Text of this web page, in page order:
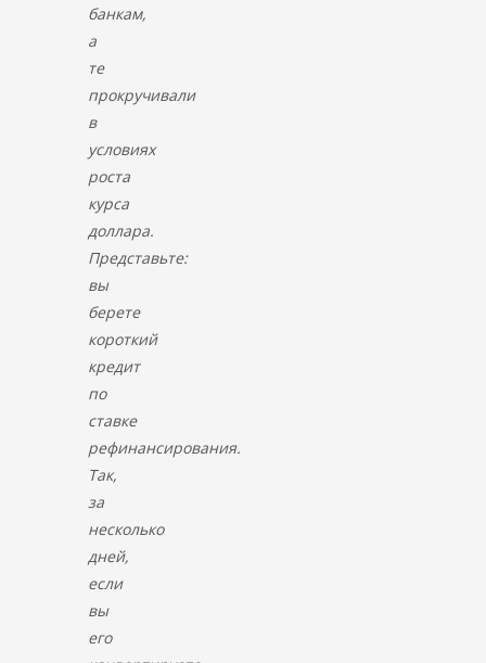
банкам,
а
те
прокручивали
в
условиях
роста
курса
доллара.
Представьте:
вы
берете
короткий
кредит
по
ставке
рефинансирования.
Так,
за
несколько
дней,
если
вы
его